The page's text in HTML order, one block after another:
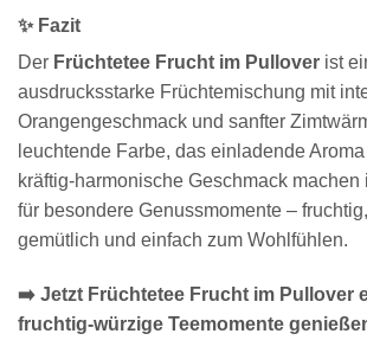
✨ Fazit
Der Früchtetee Frucht im Pullover ist
ausdrucksstarke Früchtemischung mit
Orangengeschmack und sanfter
leuchtende Farbe, das einladende
kräftig-harmonische Geschmack machen
für besondere Genussmomente – fruchtig,
gemütlich und einfach zum Wohlfühlen.
➡️ Jetzt Früchtetee Frucht im Pullover
fruchtig-würzige Teemomente